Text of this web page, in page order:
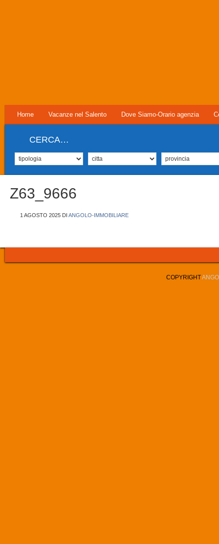
Home Vacanze nel Salento Dove Siamo-Orario agenzia
CERCA…
Z63_9666
1 AGOSTO 2025 DI ANGOLO-IMMOBILIARE
COPYRIGHT